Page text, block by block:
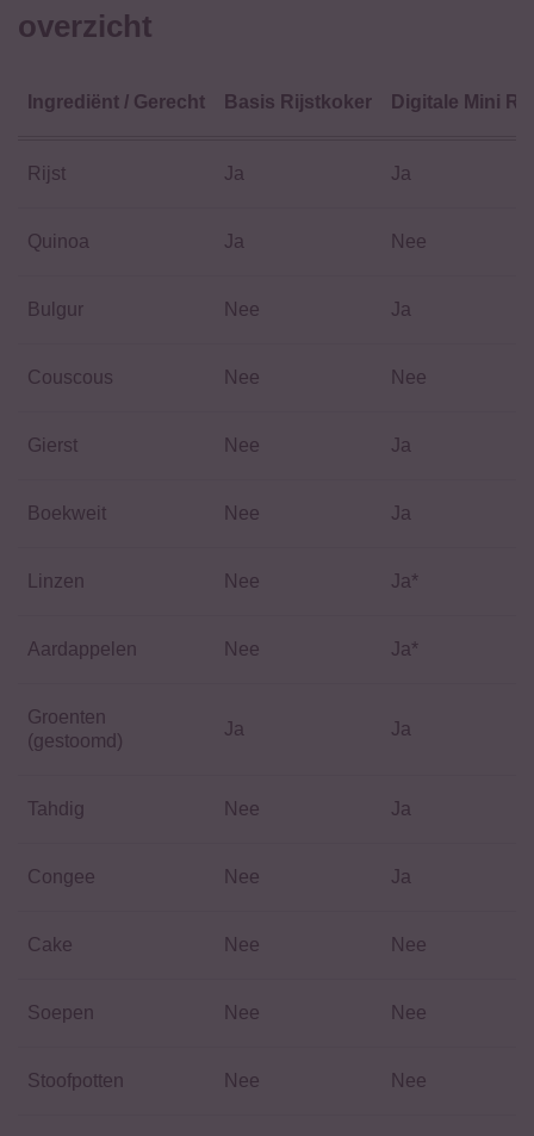
overzicht
Ingrediënt / Gerecht Basis Rijstkoker Digitale Mini
Rijst Ja Ja
Quinoa Ja Nee
Bulgur Nee Ja
Couscous Nee Nee
Gierst Nee Ja
Boekweit Nee Ja
Linzen Nee Ja*
Aardappelen Nee Ja*
Groenten
(gestoomd)
Ja Ja
Tahdig Nee Ja
Congee Nee Ja
Cake Nee Nee
Soepen Nee Nee
Stoofpotten Nee Nee